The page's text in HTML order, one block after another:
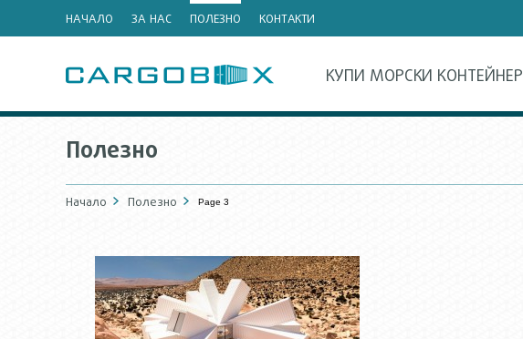
НАЧАЛО ЗА НАС ПОЛЕЗНО КОНТАКТИ
КУПИ МОРСКИ КОНТЕЙНЕР
Полезно
Начало Полезно Page 3